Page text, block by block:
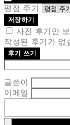
평점 주기
저장하기
사진 후기만 보
작성된 후기가 없
후기 쓰기
글쓴이
이메일